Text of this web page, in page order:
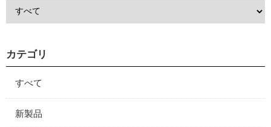
カテゴリ
すべて
新製品